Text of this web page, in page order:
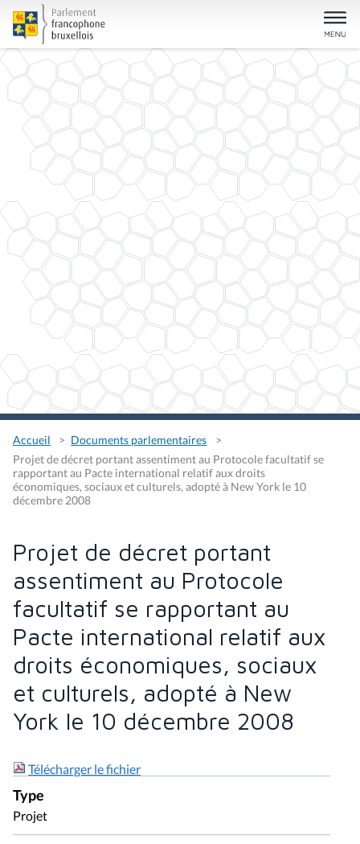
Accueil
Documents parlementaires
Projet de décret portant assentiment au Protocole facultatif se
rapportant au Pacte international relatif aux droits
économiques, sociaux et culturels, adopté à New York le 10
décembre 2008
Projet de décret portant
assentiment au Protocole
facultatif se rapportant au
Pacte international relatif aux
droits économiques, sociaux
et culturels, adopté à New
York le 10 décembre 2008
Télécharger le fichier
Type
Projet